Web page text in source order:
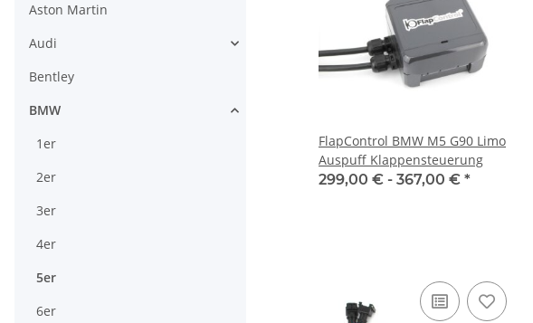
FlapControl BMW M5 G90 Limo
Auspuff Klappensteuerung
299,00 € - 367,00 € *
Aston Martin
Audi
Bentley
BMW
1er
2er
3er
4er
5er
6er